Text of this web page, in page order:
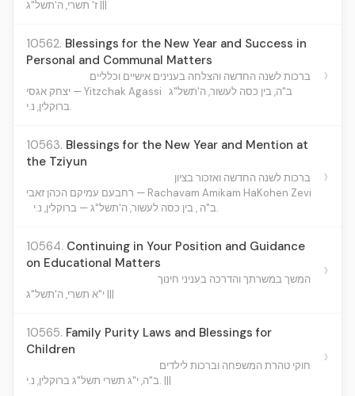
ז' תשרי, ה'תשל"ג |||
10562. Blessings for the New Year and Success in
Personal and Communal Matters
ברכות לשנה החדשה והצלחה בענינים אישיים וכלליים
יצחק אגסי — Yitzchak Agassi ב"ה, בין כסה לעשור, ה'תשל"ג
ברוקלין, נ.י.
›
10563. Blessings for the New Year and Mention at
the Tziyun
ברכות לשנה החדשה ואזכור בציון
רחבעם עמיקם הכהן זאבי — Rachavam Amikam HaKohen Zevi
ב"ה , בין כסה לעשור, ה'תשל"ג — ברוקלין, נ.י.
›
10564. Continuing in Your Position and Guidance
on Educational Matters
המשך במשרתך והדרכה בעניני חינוך
י"א תשרי, ה'תשל"ג |||
›
10565. Family Purity Laws and Blessings for
Children
חוקי טהרת המשפחה וברכות לילדים
ב"ה, י"ג תשרי תשל"ג ברוקלין, נ.י. |||
›